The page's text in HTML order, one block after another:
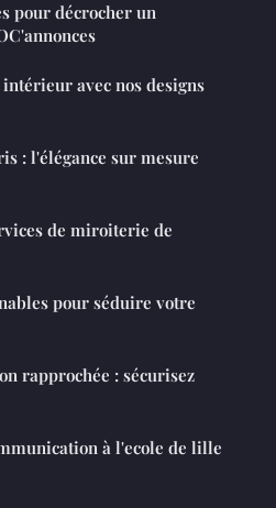
pour décrocher un
avec nos designs
: l'élégance sur mesure
de miroiterie de
pour séduire votre
rapprochée : sécurisez
à l'ecole de lille